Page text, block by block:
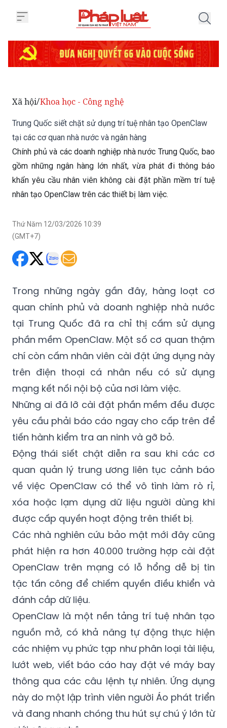
Trung Quốc siết chặt sử dụng trí tuệ nhân tạo OpenClaw
Chính phủ và các doanh nghiệp nhà nước Trung Quốc, bao
gồm những ngân hàng lớn nhất, vừa phát đi thông báo
khẩn yêu cầu nhân viên không cài đặt phần mềm trí tuệ
nhân tạo OpenClaw trên các thiết bị làm việc.
Thứ Năm 12/03/2026 10:39
Trong những ngày gần đây, hàng loạt cơ
tại Trung Quốc đã ra chỉ thị cấm sử dụng
phần mềm OpenClaw. Một số cơ quan thậm
chí còn cấm nhân viên cài đặt ứng dụng này
trên điện thoại cá nhân nếu có sử dụng
mạng kết nối nội bộ của nơi làm việc.
Những ai đã lỡ cài đặt phần mềm đều được
yêu cầu phải báo cáo ngay cho cấp trên để
tiến hành kiểm tra an ninh và gỡ bỏ.
Động thái siết chặt diễn ra sau khi các cơ
quan quản lý trung ương liên tục cảnh báo
về việc OpenClaw có thể vô tình làm rò rỉ,
xóa hoặc lạm dụng dữ liệu người dùng khi
được cấp quyền hoạt động trên thiết bị.
Các nhà nghiên cứu bảo mật mới đây cũng
phát hiện ra hơn 40.000 trường hợp cài đặt
OpenClaw trên mạng có lỗ hổng dễ bị tin
tặc tấn công để chiếm quyền điều khiển và
đánh cắp dữ liệu.
OpenClaw là một nền tảng trí tuệ nhân tạo
nguồn mở, có khả năng tự động thực hiện
các nhiệm vụ phức tạp như phân loại tài liệu,
lướt web, viết báo cáo hay đặt vé máy bay
thông qua các câu lệnh tự nhiên. Ứng dụng
này do một lập trình viên người Áo phát triển
và đang nhanh chóng thu hút sự chú ý lớn từ
giới công nghệ.
Dù mang lại nhiều tiện ích, giới chuyên gia